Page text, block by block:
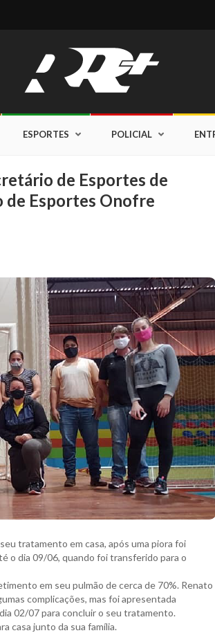
ESPORTES POLICIAL
de Esportes de
de Esportes Onofre
tratamento em casa, após uma piora foi
o dia 09/06, quando foi transferido para o
em seu pulmão de cerca de 70%. Renato
complicações, mas foi apresentada
02/07 para concluir o seu tratamento.
casa junto da sua família.